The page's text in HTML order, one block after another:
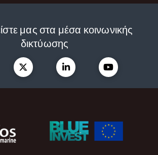
μας στα μέσα κοινωνικής
δικτύωσης